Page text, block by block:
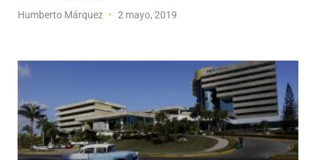
Humberto Márquez 2 mayo, 2019